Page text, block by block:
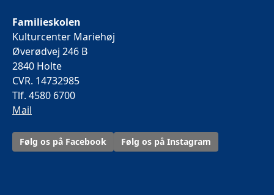
Familieskolen
Kulturcenter Mariehøj
Øverødvej 246 B
2840 Holte
CVR. 14732985
Tlf. 4580 6700
Mail
Følg os på Facebook Følg os på Instagram